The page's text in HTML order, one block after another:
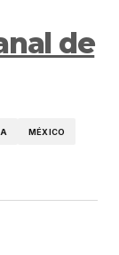
de
MÉXICO